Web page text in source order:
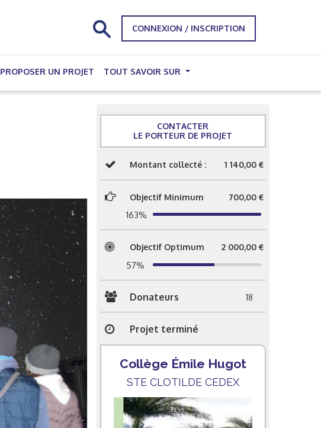
CONNEXION / INSCRIPTION
PROPOSER UN PROJET TOUT SAVOIR SUR
CONTACTER
LE PORTEUR DE PROJET
Montant collecté : 1 140,00 €
Objectif Minimum 700,00 €
163%
Objectif Optimum 2 000,00 €
57%
Donateurs 18
Projet terminé
Collège Émile Hugot
STE CLOTILDE CEDEX